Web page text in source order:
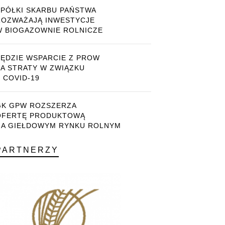
SKARBU PAŃSTWA
INWESTYCJE
BIOGAZOWNIE ROLNICZE
WSPARCIE Z PROW
STRATY W ZWIĄZKU
COVID-19
GPW ROZSZERZA
PRODUKTOWĄ
GIEŁDOWYM RYNKU ROLNYM